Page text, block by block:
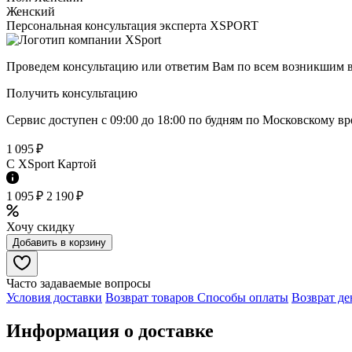
Женский
Персональная консультация эксперта XSPORT
Проведем консультацию или ответим Вам по всем возникшим
Получить консультацию
Сервис доступен с 09:00 до 18:00 по будням по Московcкому
1 095 ₽
C XSport Картой
1 095 ₽ 2 190 ₽
Хочу скидку
Добавить в корзину
Часто задаваемые вопросы
Условия доставки Возврат товаров Способы оплаты Возврат
Информация о доставке